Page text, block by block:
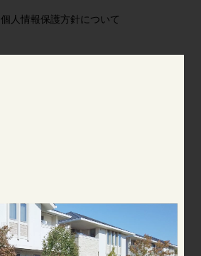
個人情報保護方針について